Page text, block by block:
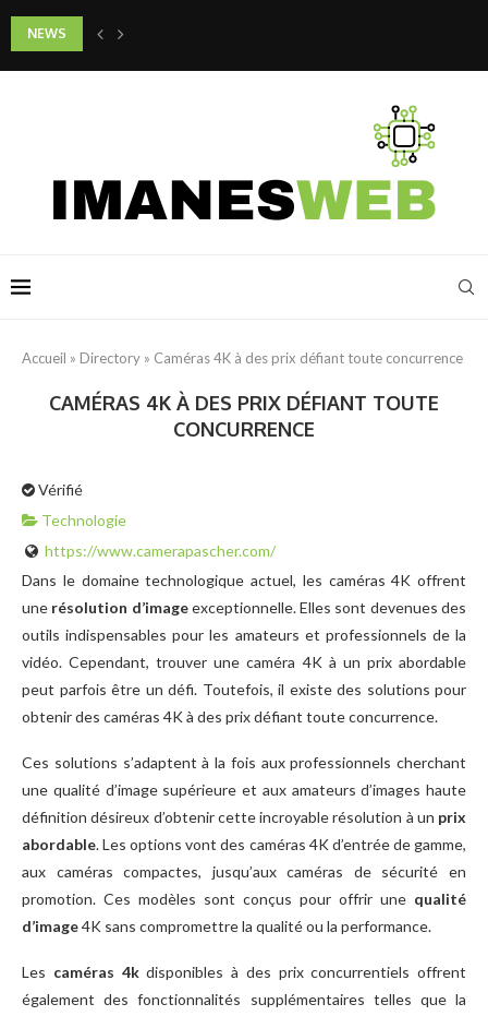
NEWS
Quels gestes adopter pour préserver la jeunesse de son cou et de son
Accueil » Directory » Caméras 4K à des prix défiant toute concurrence
CAMÉRAS 4K À DES PRIX DÉFIANT TOUTE
CONCURRENCE
Vérifié
Technologie
https://www.camerapascher.com/
Dans le domaine technologique actuel, les caméras 4K offrent
une résolution d’imageexceptionnelle. Elles sont devenues des
outils indispensables pour les amateurs et professionnels de la
vidéo. Cependant, trouver une caméra 4K à un prix abordable
peut parfois être un défi. Toutefois, il existe des solutions pour
obtenir des caméras 4K à des prix défiant toute concurrence.
Ces solutions s’adaptent à la fois aux professionnels cherchant
une qualité d’image supérieure et aux amateurs d’images haute
définition désireux d’obtenir cette incroyable résolution à un prix
abordable. Les options vont des caméras 4K d’entrée de gamme,
aux caméras compactes, jusqu’aux caméras de sécurité en
promotion. Ces modèles sont conçus pour offrir une qualité
d’image4K sans compromettre la qualité ou la performance.
Les caméras 4kdisponibles à des prix concurrentiels offrent
également des fonctionnalités supplémentaires telles que la